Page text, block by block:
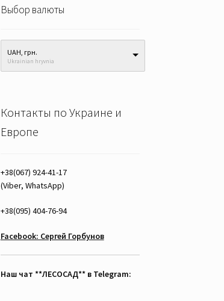
Выбор валюты
UAH, грн.
Ukrainian hryvnia
Контакты по Украине и
Европе
+38(067) 924-41-17
(Viber, WhatsApp)
+38(095) 404-76-94
Facebook: Сергей Горбунов
Наш чат **ЛЕСОСАД** в Telegram: